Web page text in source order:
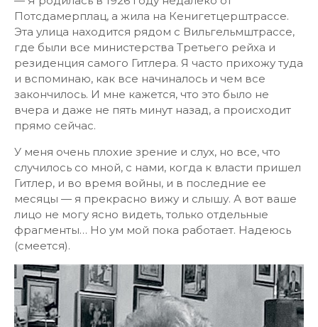
Потсдамерплац, а жила на Кенигетцерштрассе.
Эта улица находится рядом с Вильгельмштрассе,
где были все министерства Третьего рейха и
резиденция самого Гитлера. Я часто прихожу туда
и вспоминаю, как все начиналось и чем все
закончилось. И мне кажется, что это было не
вчера и даже не пять минут назад, а происходит
прямо сейчас.
У меня очень плохие зрение и слух, но все, что
случилось со мной, с нами, когда к власти пришел
Гитлер, и во время войны, и в последние ее
месяцы — я прекрасно вижу и слышу. А вот ваше
лицо не могу ясно видеть, только отдельные
фрагменты… Но ум мой пока работает. Надеюсь
(смеется).